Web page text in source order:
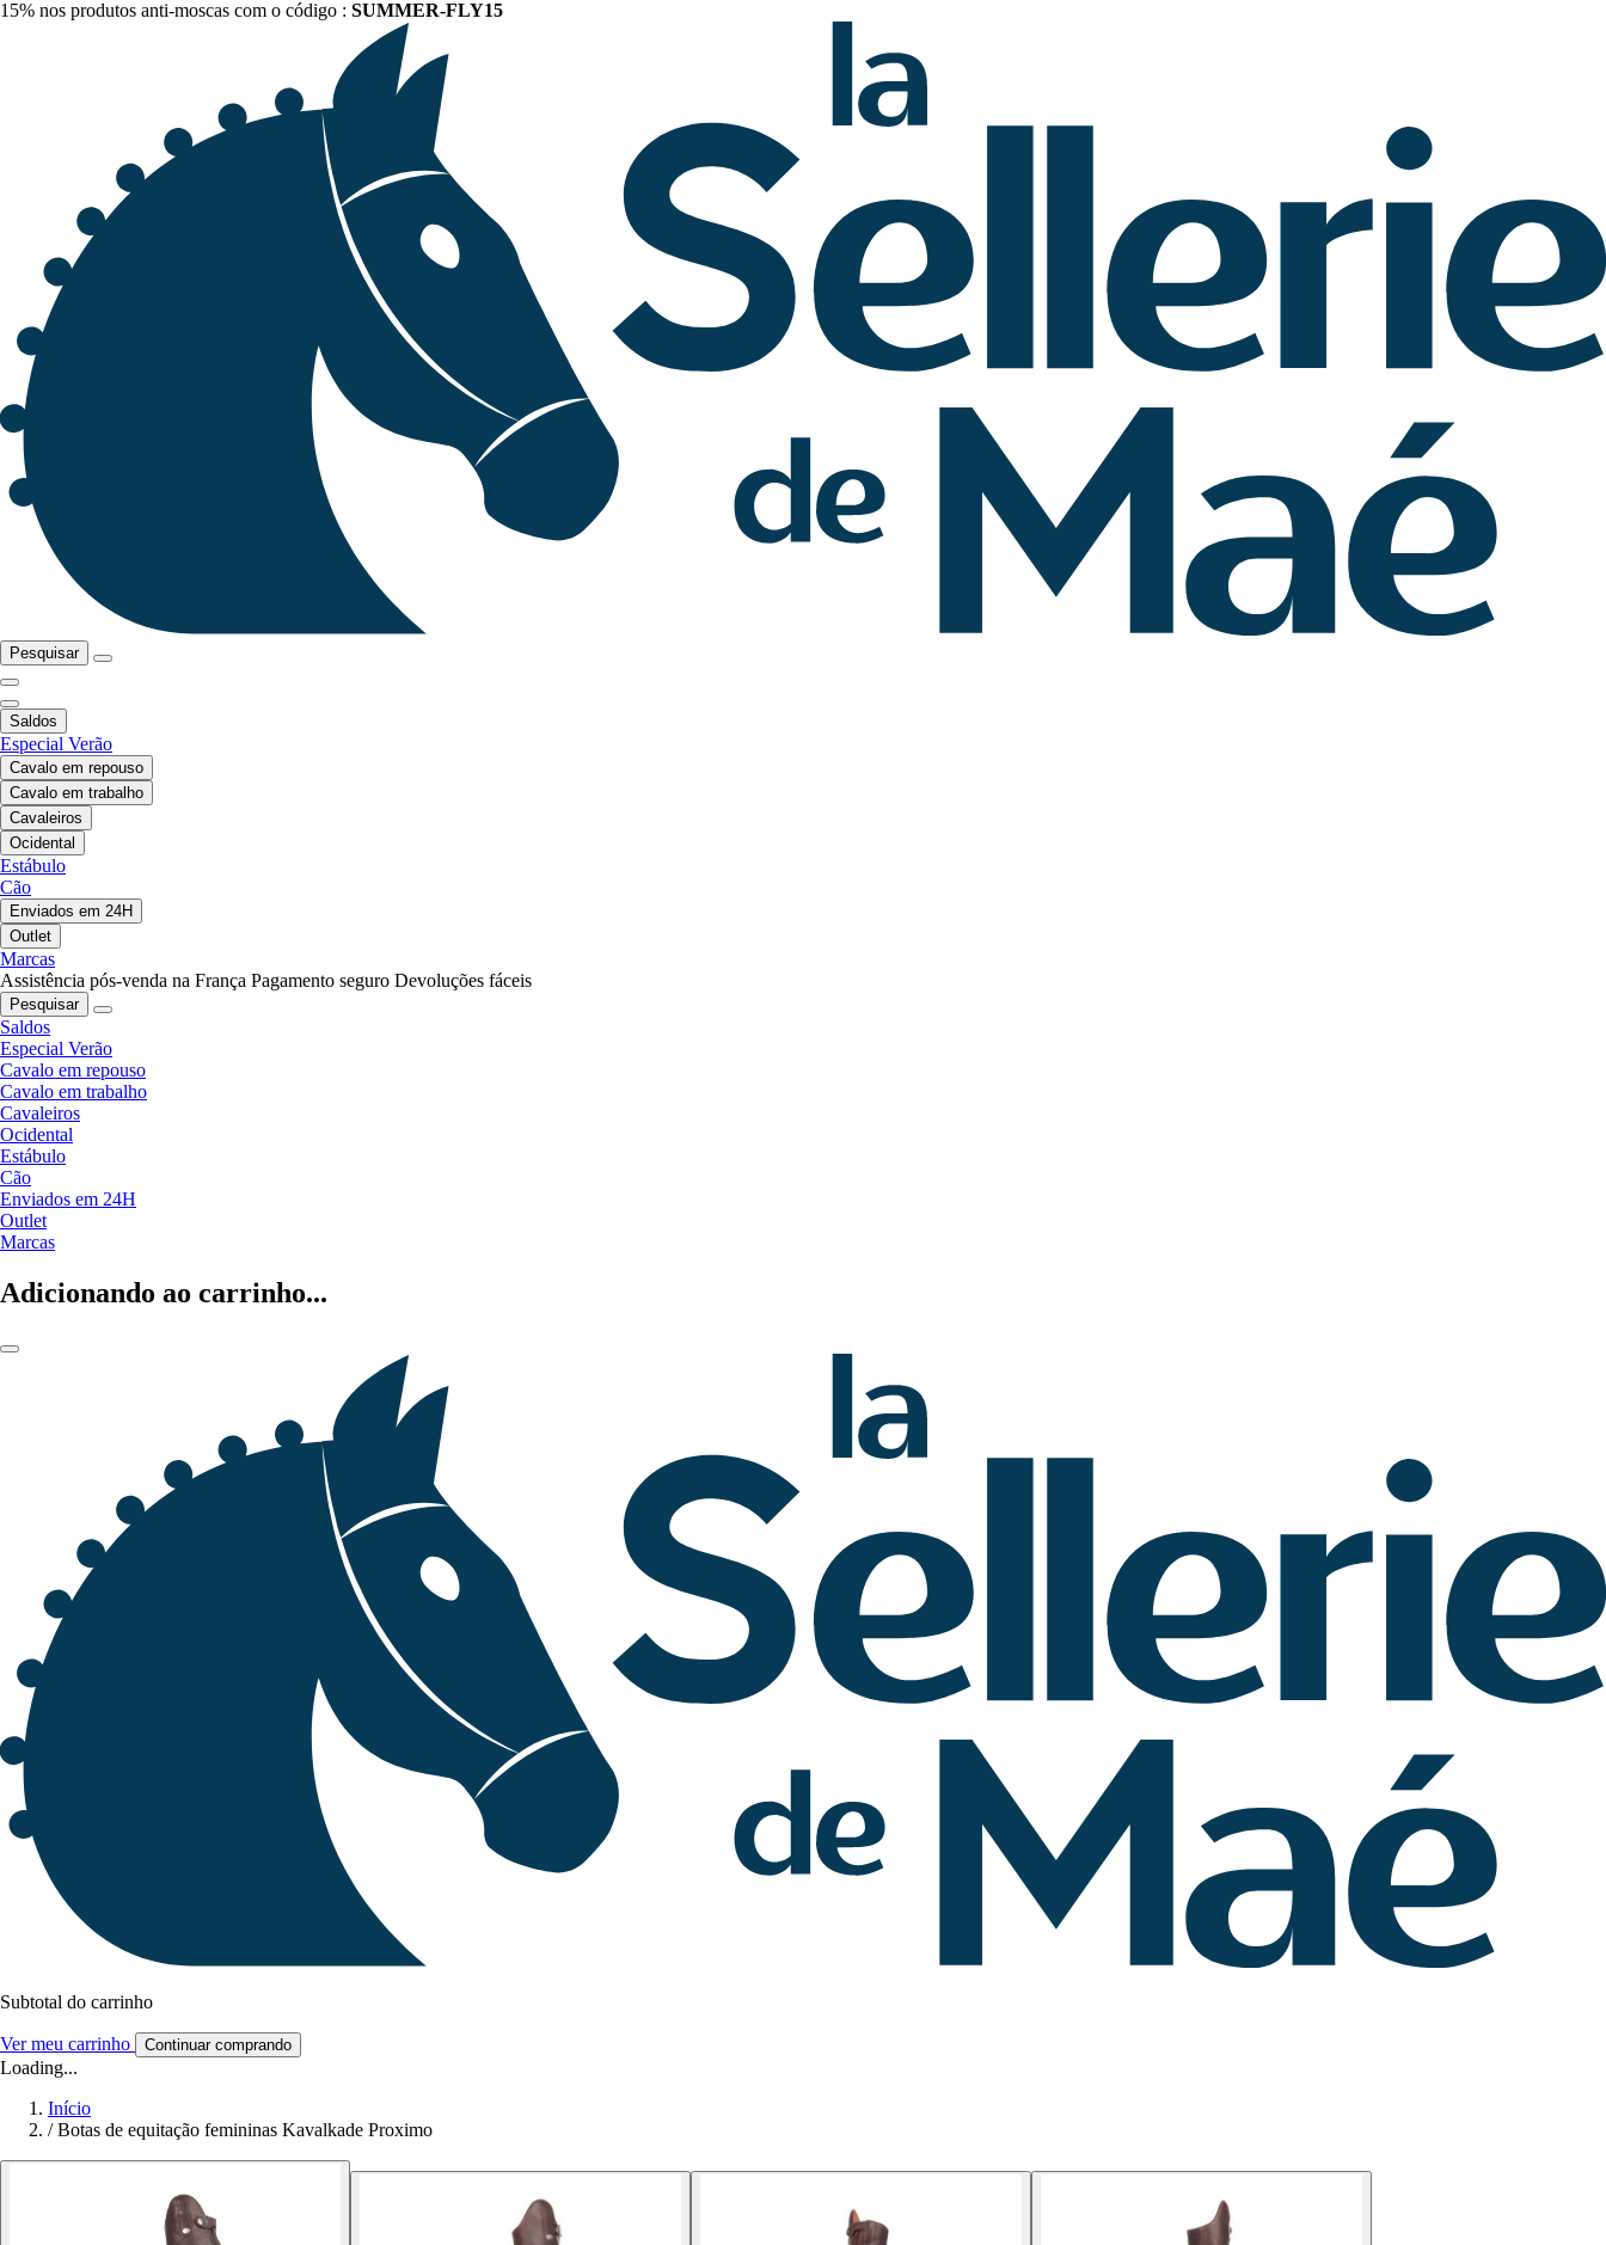
15% nos produtos anti-moscas com o código : SUMMER-FLY15
Pesquisar
Saldos
Especial Verão
Cavalo em repouso
Cavalo em trabalho
Cavaleiros
Ocidental
Estábulo
Cão
Enviados em 24H
Outlet
Marcas
Assistência pós-venda na França Pagamento seguro Devoluções fáceis
Pesquisar
Saldos
Especial Verão
Cavalo em repouso
Cavalo em trabalho
Cavaleiros
Ocidental
Estábulo
Cão
Enviados em 24H
Outlet
Marcas
Adicionando ao carrinho...
Subtotal do carrinho
Ver meu carrinho Continuar comprando
Loading...
Início
/ Botas de equitação femininas Kavalkade Proximo